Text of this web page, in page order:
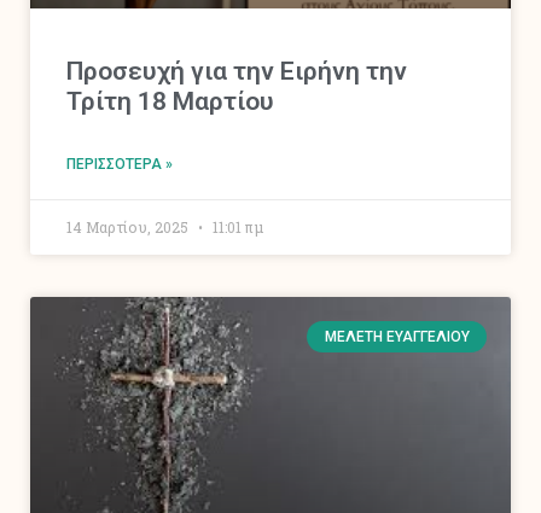
Προσευχή για την Ειρήνη την
Τρίτη 18 Μαρτίου
ΠΕΡΙΣΣΌΤΕΡΑ »
14 Μαρτίου, 2025 11:01 πμ
ΜΕΛΈΤΗ ΕΥΑΓΓΕΛΊΟΥ